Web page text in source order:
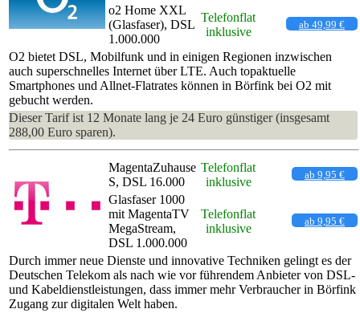
o2 Home XXL
(Glasfaser), DSL
1.000.000
Telefonflat
inklusive
ab 49,99 €
O2 bietet DSL, Mobilfunk und in einigen Regionen inzwischen
auch superschnelles Internet über LTE. Auch topaktuelle
Smartphones und Allnet-Flatrates können in Börfink bei O2 mit
gebucht werden.
Dieser Tarif ist 12 Monate lang je 24 Euro günstiger (insgesamt
288,00 Euro sparen).
MagentaZuhause
S, DSL 16.000
Telefonflat
inklusive
ab 9,95 €
Glasfaser 1000
mit MagentaTV
MegaStream,
DSL 1.000.000
Telefonflat
inklusive
ab 9,95 €
Durch immer neue Dienste und innovative Techniken gelingt es der
Deutschen Telekom als nach wie vor führendem Anbieter von DSL-
und Kabeldienstleistungen, dass immer mehr Verbraucher in Börfink
Zugang zur digitalen Welt haben.